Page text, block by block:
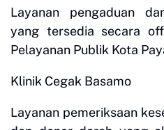
Layanan pengaduan
yang tersedia secara
Pelayanan Publik Kota
Klinik Cegak Basamo
Layanan pemeriksaan